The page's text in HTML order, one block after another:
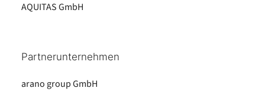
AQUITAS GmbH
Partnerunternehmen
arano group GmbH